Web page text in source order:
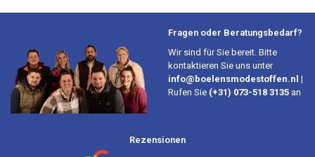
Fragen oder Beratungsbedarf?
Wir sind für Sie bereit. Bitte
kontaktieren Sie uns unter
info@boelensmodestoffen.nl |
Rufen Sie (+31) 073-518 3135 an
Rezensionen